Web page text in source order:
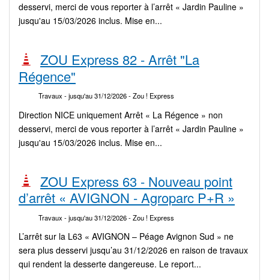
desservi, merci de vous reporter à l’arrêt « Jardin Pauline »
jusqu'au 15/03/2026 inclus. Mise en...
ZOU Express 82 - Arrêt "La
Régence"
Travaux - jusqu'au 31/12/2026- Zou ! Express
Direction NICE uniquement Arrêt « La Régence » non
desservi, merci de vous reporter à l’arrêt « Jardin Pauline »
jusqu'au 15/03/2026 inclus. Mise en...
ZOU Express 63 - Nouveau point
d’arrêt « AVIGNON - Agroparc P+R »
Travaux - jusqu'au 31/12/2026- Zou ! Express
L’arrêt sur la L63 « AVIGNON – Péage Avignon Sud » ne
sera plus desservi jusqu’au 31/12/2026 en raison de travaux
qui rendent la desserte dangereuse. Le report...